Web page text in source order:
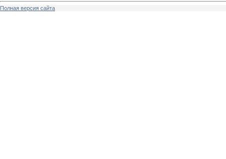
Полная версия сайта